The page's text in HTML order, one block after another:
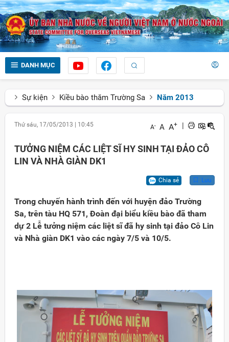
DANH MỤC
Sự kiện Kiều bào thăm Trường Sa Năm 2013
Thứ sáu, 17/05/2013 10:45 A- A A+ |
TƯỞNG NIỆM CÁC LIỆT SĨ HY SINH TẠI ĐẢO CÔ
LIN VÀ NHÀ GIÀN DK1
Chia sẻ Lưu
Trong chuyến hành trình đến với huyện đảo Trường
Sa, trên tàu HQ 571, Đoàn đại biểu kiều bào đã tham
dự 2 Lễ tưởng niệm các liệt sĩ đã hy sinh tại đảo Cô Lin
và Nhà giàn DK1 vào các ngày 7/5 và 10/5.